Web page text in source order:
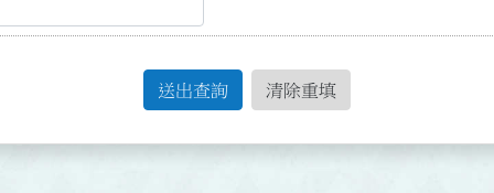
送出查詢 清除重填